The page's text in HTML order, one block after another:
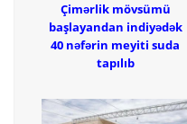
Çimərlik mövsümü
başlayandan indiyədək
40 nəfərin meyiti suda
tapılıb